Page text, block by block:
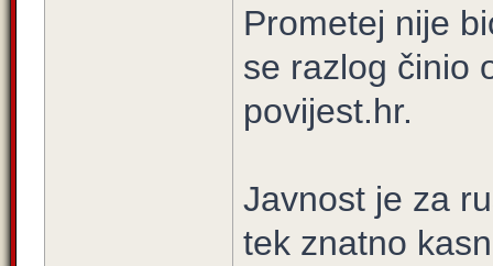
Prometej nije
se razlog činio
povijest.hr.
Javnost je za
tek znatno